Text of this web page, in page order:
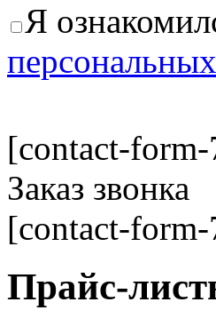
Я
[contact-
Заказ звонка
[contact-
Прайс-